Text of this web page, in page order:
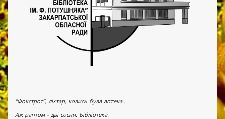
"Фокстрот", ліхтар, колись була аптека...
Аж раптом - дві сосни. Бібліотека.